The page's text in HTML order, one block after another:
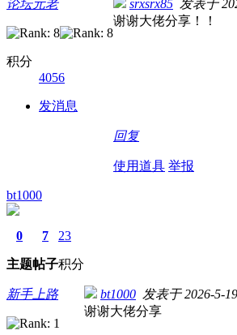
论坛元老
积分
4056
发消息
srxsrx85 发表于
谢谢大佬分享！！
回复
使用道具 举报
bt1000
0
主题
7
帖子
23
积分
新手上路 bt1000 发表于 2026-5-
谢谢大佬分享